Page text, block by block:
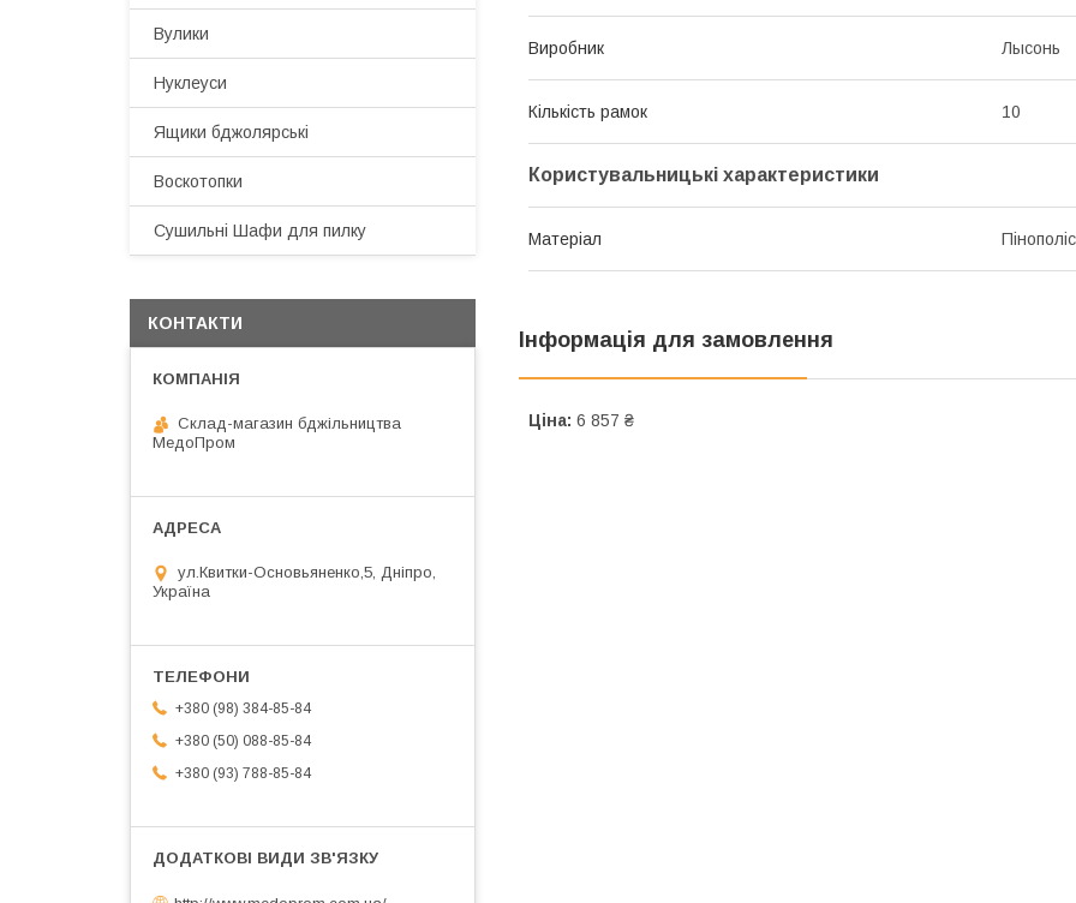
Виробник Лысонь
Кількість рамок 10
Користувальницькі характеристики
Матеріал
Інформація для замовлення
Ціна: 6 857 ₴
Вулики
Нуклеуси
Ящики бджолярські
Воскотопки
Сушильні Шафи для пилку
КОНТАКТИ
Склад-магазин бджільництва
МедоПром
ул.Квитки-Основьяненко,5, Дніпро,
Україна
+380 (98) 384-85-84
+380 (50) 088-85-84
+380 (93) 788-85-84